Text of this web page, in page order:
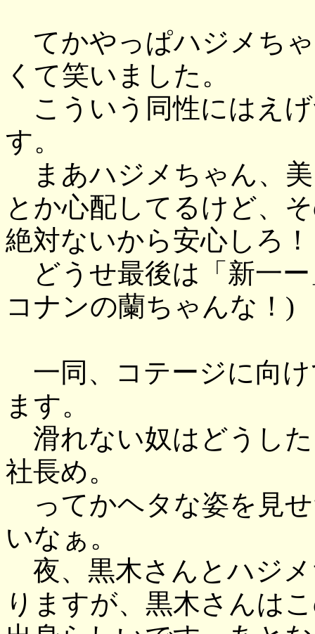
てかやっぱハジメち
くて笑いました。
こういう同性にはえ
す。
まあハジメちゃん、
とか心配してるけど、
絶対ないから安心しろ！
どうせ最後は「新一
コナンの蘭ちゃんな！)
一同、コテージに向
ます。
滑れない奴はどうし
社長め。
ってかヘタな姿を見
いなぁ。
夜、黒木さんとハジ
りますが、黒木さんは